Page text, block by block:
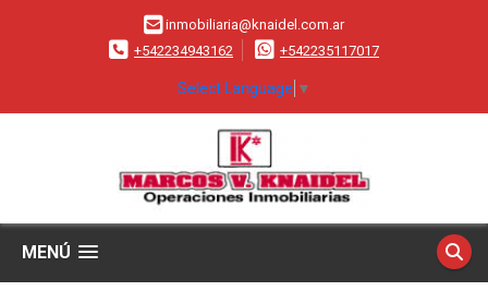
inmobiliaria@knaidel.com.ar
+542234943162
+542235117017
Select Language ▼
MENÚ